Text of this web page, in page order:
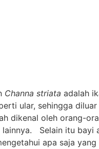
Channa striata adalah
ular, sehingga
dikenal oleh orang-
Selain itu
apa saja